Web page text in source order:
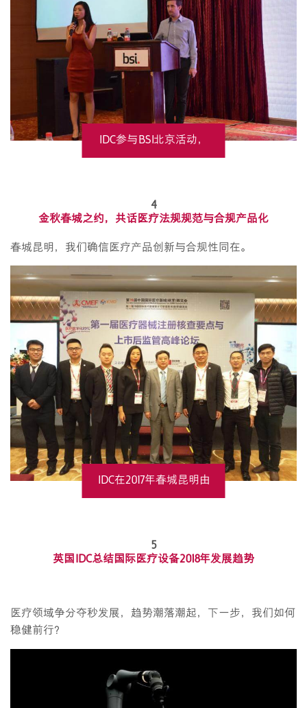
IDC参与BSI北京活动，
4
金秋春城之约，共话医疗法规规范与合规产品化
春城昆明，我们确信医疗产品创新与合规性同在。
IDC在2017年春城昆明由
峰论坛中分享经验
5
英国IDC总结国际医疗设备2018年发展趋势
医疗领域争分夺秒发展，趋势潮落潮起，下一步，我们如何
稳健前行？